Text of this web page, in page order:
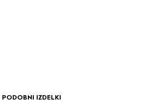
PODOBNI IZDELKI